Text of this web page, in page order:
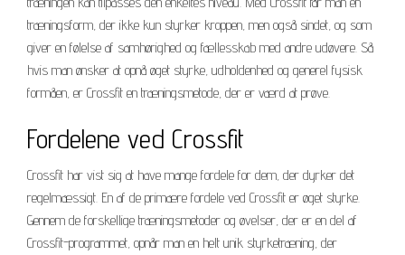
træningsform, der ikke kun styrker kroppen, men også sindet, og som
giver en følelse af samhørighed og fællesskab med andre udøvere. Så
hvis man ønsker at opnå øget styrke, udholdenhed og generel fysisk
formåen, er Crossfit en træningsmetode, der er værd at prøve.
Fordelene ved Crossfit
Crossfit har vist sig at have mange fordele for dem, der dyrker det
regelmæssigt. En af de primære fordele ved Crossfit er øget styrke.
Gennem de forskellige træningsmetoder og øvelser, der er en del af
Crossfit-programmet, opnår man en helt unik styrketræning, der